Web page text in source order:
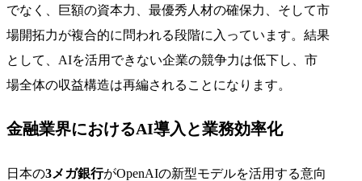
でなく、巨額の資本力、最優秀人材の確保力、そして市
場開拓力が複合的に問われる段階に入っています。結果
として、AIを活用できない企業の競争力は低下し、市
場全体の収益構造は再編されることになります。
金融業界におけるAI導入と業務効率化
日本の3メガ銀行がOpenAIの新型モデルを活用する意向